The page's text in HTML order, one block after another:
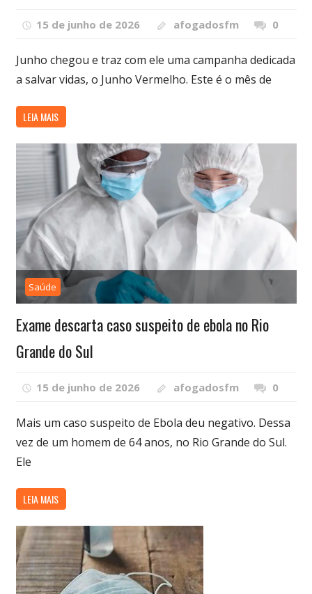
15 de junho de 2026 afogadosfm 0
Junho chegou e traz com ele uma campanha dedicada
a salvar vidas, o Junho Vermelho. Este é o mês de
LEIA MAIS
Saúde
Exame descarta caso suspeito de ebola no Rio
Grande do Sul
15 de junho de 2026 afogadosfm 0
Mais um caso suspeito de Ebola deu negativo. Dessa
vez de um homem de 64 anos, no Rio Grande do Sul.
Ele
LEIA MAIS